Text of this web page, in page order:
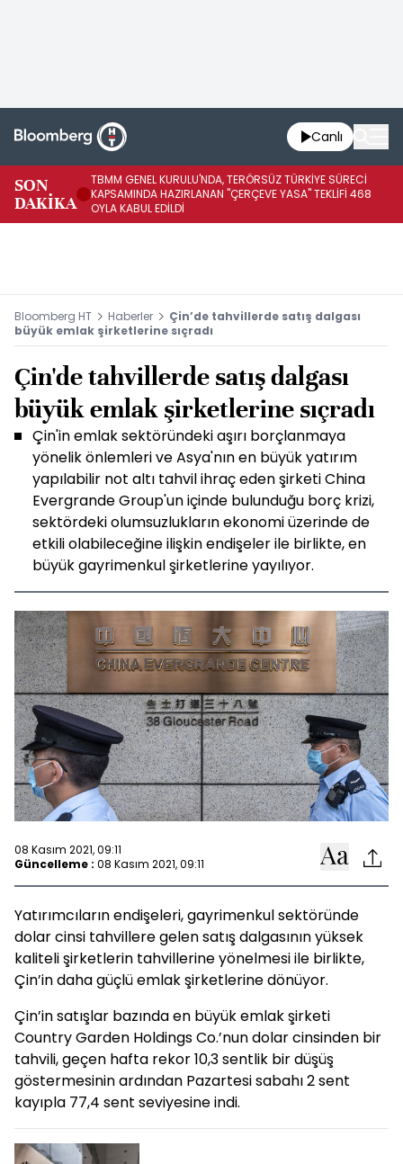
Canlı
SON
DAKİKA
TBMM GENEL KURULU'NDA, TERÖRSÜZ TÜRKİYE SÜRECİ
KAPSAMINDA HAZIRLANAN "ÇERÇEVE YASA" TEKLİFİ 468
OYLA KABUL EDİLDİ
Bloomberg HT Haberler
Çin’de tahvillerde satış dalgası
büyük emlak şirketlerine sıçradı
Çin'de tahvillerde satış dalgası
büyük emlak şirketlerine sıçradı
Çin'in emlak sektöründeki aşırı borçlanmaya
yönelik önlemleri ve Asya'nın en büyük yatırım
yapılabilir not altı tahvil ihraç eden şirketi China
Evergrande Group'un içinde bulunduğu borç krizi,
sektördeki olumsuzlukların ekonomi üzerinde de
etkili olabileceğine ilişkin endişeler ile birlikte, en
büyük gayrimenkul şirketlerine yayılıyor.
08 Kasım 2021, 09:11
Güncelleme : 08 Kasım 2021, 09:11
Yatırımcıların endişeleri, gayrimenkul sektöründe
dolar cinsi tahvillere gelen satış dalgasının yüksek
kaliteli şirketlerin tahvillerine yönelmesi ile birlikte,
Çin’in daha güçlü emlak şirketlerine dönüyor.
Çin’in satışlar bazında en büyük emlak şirketi
Country Garden Holdings Co.’nun dolar cinsinden bir
tahvili, geçen hafta rekor 10,3 sentlik bir düşüş
göstermesinin ardından Pazartesi sabahı 2 sent
kayıpla 77,4 sent seviyesine indi.